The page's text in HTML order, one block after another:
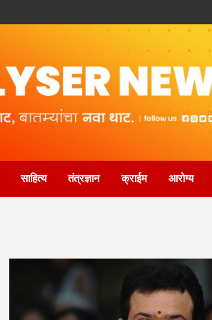
साहित्य तंत्रज्ञान क्राईम आरोग्य